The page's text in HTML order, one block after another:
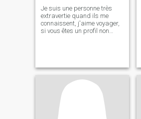
Je suis une personne très
extravertie quand ils me
connaissent, j'aime voyager,
si vous êtes un profil non
bonne nourriture et les bons